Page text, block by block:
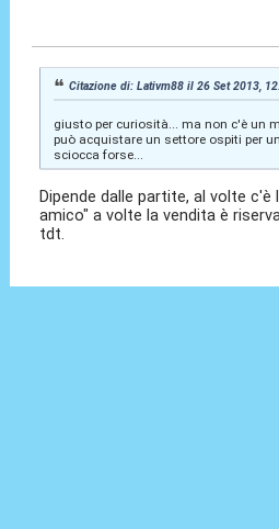
Citazione di: Lativm88 il 26 Set 2013,
giusto per curiosità... ma non c'è un
può acquistare un settore ospiti per
sciocca forse...
Dipende dalle partite, al volte
amico" a volte la vendita è
tdt.